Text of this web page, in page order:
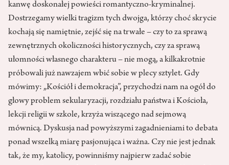
kanwę doskonałej powieści romantyczno-kryminalnej.
Dostrzegamy wielki tragizm tych dwojga, którzy choć skrycie
kochają się namiętnie, zejść się na trwałe – czy to za sprawą
zewnętrznych okoliczności historycznych, czy za sprawą
ułomności własnego charakteru – nie mogą, a kilkakrotnie
próbowali już nawzajem wbić sobie w plecy sztylet. Gdy
mówimy: „Kościół i demokracja”, przychodzi nam na ogół do
głowy problem sekularyzacji, rozdziału państwa i Kościoła,
lekcji religii w szkole, krzyża wiszącego nad sejmową
mównicą. Dyskusja nad powyższymi zagadnieniami to debata
ponad wszelką miarę pasjonująca i ważna. Czy nie jest jednak
tak, że my, katolicy, powinniśmy najpierw zadać sobie